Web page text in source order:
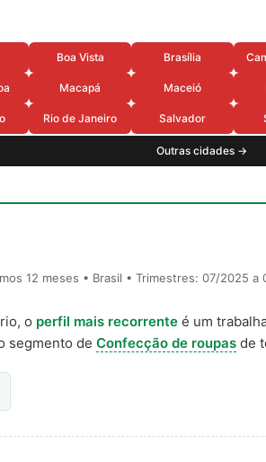
Boa Vista Brasília
Macapá Maceió
Rio de Janeiro Salvador
Outras cidades →
12 meses • Brasil • Trimestres: 07/2025 a
o perfil mais recorrente é um
segmento de Confecção de roupas de